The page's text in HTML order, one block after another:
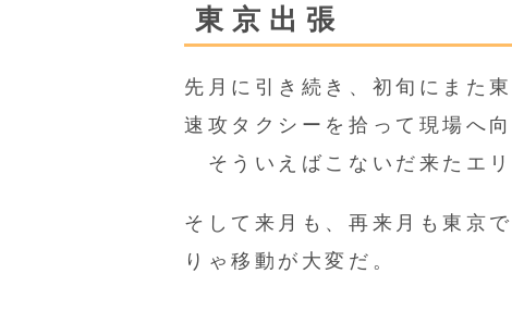
東京出張
先月に引き続き、初旬にまた
速攻タクシーを拾って現場へ
そういえばこないだ来たエ
そして来月も、再来月も東京
りゃ移動が大変だ。